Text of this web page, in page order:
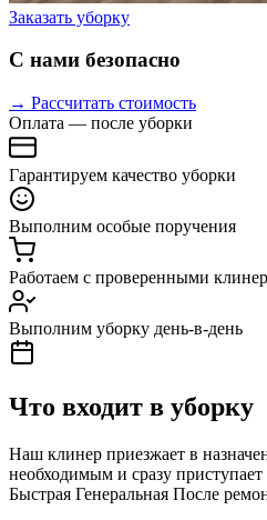
Заказать уборку
С нами безопасно
→ Рассчитать стоимость
Оплата — после уборки
Гарантируем качество уборки
Выполним особые поручения
Работаем с проверенными
Выполним уборку день-в-день
Что входит в уборку
Наш клинер приезжает в
необходимым и сразу приступает
Быстрая Генеральная После